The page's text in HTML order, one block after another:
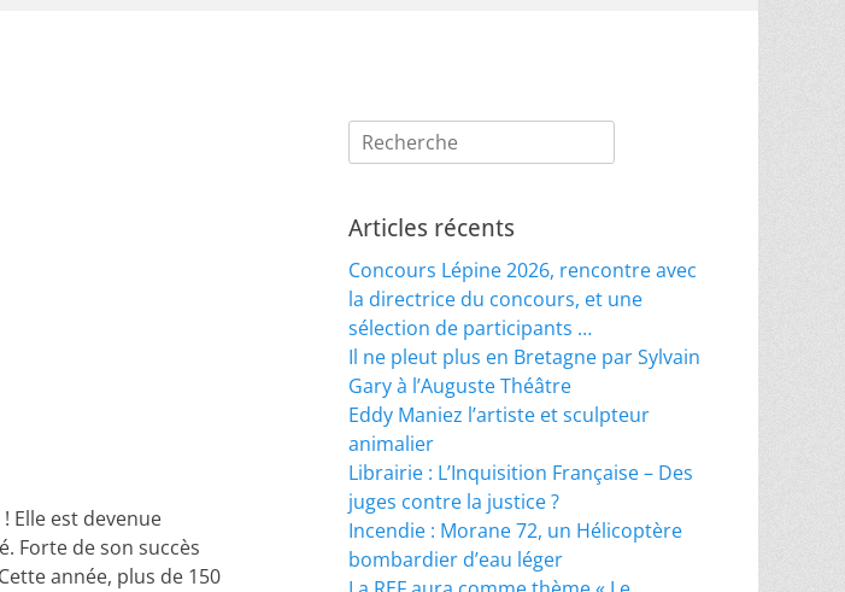
Elle est devenue
Forte de son succès
année, plus de 150
Rechercher :
Articles récents
Concours Lépine 2026, rencontre avec
la directrice du concours, et une
sélection de participants …
Il ne pleut plus en Bretagne par Sylvain
Gary à l’Auguste Théâtre
Eddy Maniez l’artiste et sculpteur
animalier
Librairie : L’Inquisition Française – Des
juges contre la justice ?
Incendie : Morane 72, un Hélicoptère
bombardier d’eau léger